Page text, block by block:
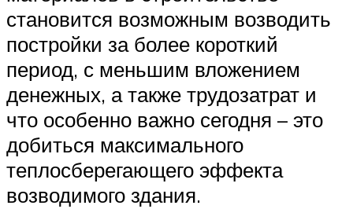
становится возможным возводить
постройки за более короткий
период, с меньшим вложением
денежных, а также трудозатрат и
что особенно важно сегодня – это
добиться максимального
теплосберегающего эффекта
возводимого здания.